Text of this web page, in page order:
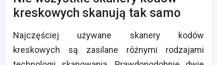
kreskowych skanują tak samo
Najczęściej używane skanery kodów
kreskowych są zasilane różnymi rodzajami